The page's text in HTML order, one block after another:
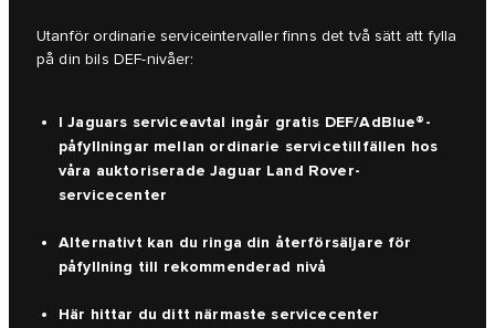
Utanför ordinarie serviceintervaller finns det två sätt att fylla
på din bils DEF-nivåer:
I Jaguars serviceavtal ingår gratis DEF/AdBlue®-
påfyllningar mellan ordinarie servicetillfällen hos
våra auktoriserade Jaguar Land Rover-
servicecenter
Alternativt kan du ringa din återförsäljare för
påfyllning till rekommenderad nivå
Här hittar du ditt närmaste servicecenter